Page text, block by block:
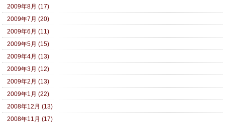
2009年8月 (17)
2009年7月 (20)
2009年6月 (11)
2009年5月 (15)
2009年4月 (13)
2009年3月 (12)
2009年2月 (13)
2009年1月 (22)
2008年12月 (13)
2008年11月 (17)